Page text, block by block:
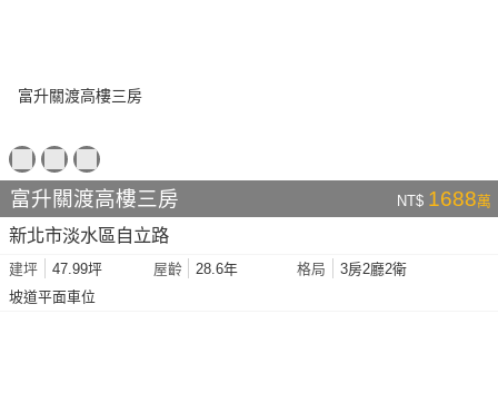
富升關渡高樓三房 NT$ 1688萬
新北市淡水區自立路
建坪 47.99坪 屋齡 28.6年 格局
3房2廳2衛
坡道平面車位